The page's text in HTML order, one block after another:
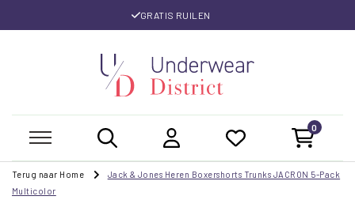
GRATIS RUILEN
0
Terug naar Home
Jack & Jones Heren Boxershorts Trunks JACRON 5-Pack
Multicolor